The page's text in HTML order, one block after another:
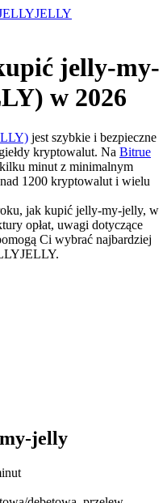
USDT jako zabezpieczenie
jelly-my-
w 2026
jest szybkie i bezpieczne
kryptowalut. Na Bitrue
minut z minimalnym
1200 kryptowalut i wielu
jak kupić jelly-my-jelly, w
opłat, uwagi dotyczące
Ci wybrać najbardziej
jelly